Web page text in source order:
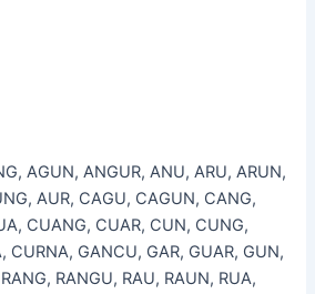
AGUN, ANGUR, ANU, ARU, ARUN,
AUR, CAGU, CAGUN, CANG,
CUANG, CUAR, CUN, CUNG,
CURNA, GANCU, GAR, GUAR, GUN,
RANGU, RAU, RAUN, RUA,